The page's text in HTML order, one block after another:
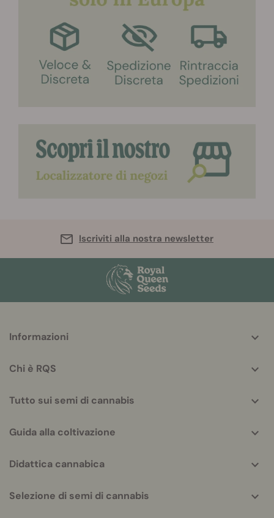
Iscriviti alla nostra newsletter
helpful
Informazioni
Chi è RQS
Tutto sui semi di cannabis
Guida alla coltivazione
Didattica cannabica
Selezione di semi di cannabis